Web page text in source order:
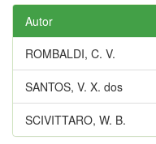
Autor
ROMBALDI, C. V.
SANTOS, V. X. dos
SCIVITTARO, W. B.